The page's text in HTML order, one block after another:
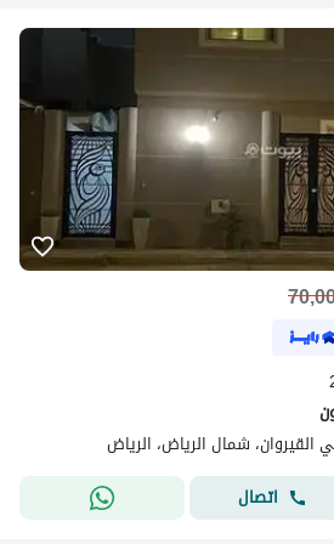
القيروان، شمال الرياض، الرياض
اتصال